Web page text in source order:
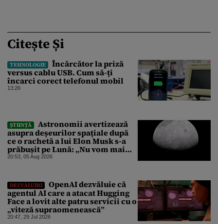
Citește Și
TEHNOLOGIE
Încărcător la priză
versus cablu USB. Cum să-ți
încarci corect telefonul mobil
13:26
ȘTIINȚĂ
Astronomii avertizează
asupra deșeurilor spațiale după
ce o rachetă a lui Elon Musk s-a
prăbușit pe Lună: „Nu vom mai
putea efectua zboruri spațiale”
20:53, 05 Aug 2026
DEZVĂLUIRI
OpenAI dezvăluie că
agentul AI care a atacat Hugging
Face a lovit alte patru servicii cu o
„viteză supraomenească”
20:47, 29 Jul 2026